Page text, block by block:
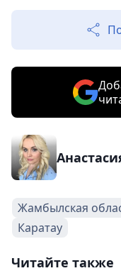
Жамбылская
Каратау
Читайте также